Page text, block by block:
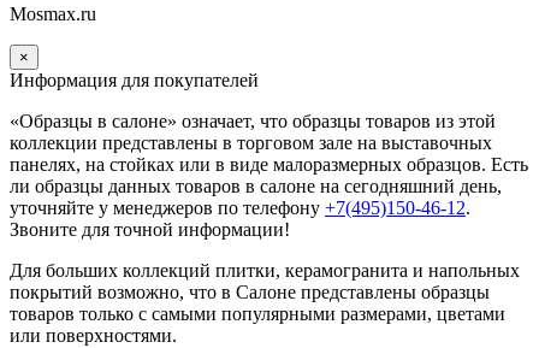
Mosmax.ru
×
Информация для покупателей
«Образцы в салоне» означает, что образцы товаров из этой
коллекции представлены в торговом зале на выставочных
панелях, на стойках или в виде малоразмерных образцов. Есть
ли образцы данных товаров в салоне на сегодняшний день,
уточняйте у менеджеров по телефону +7(495)150-46-12.
Звоните для точной информации!
Для больших коллекций плитки, керамогранита и напольных
покрытий возможно, что в Салоне представлены образцы
товаров только с самыми популярными размерами, цветами
или поверхностями.